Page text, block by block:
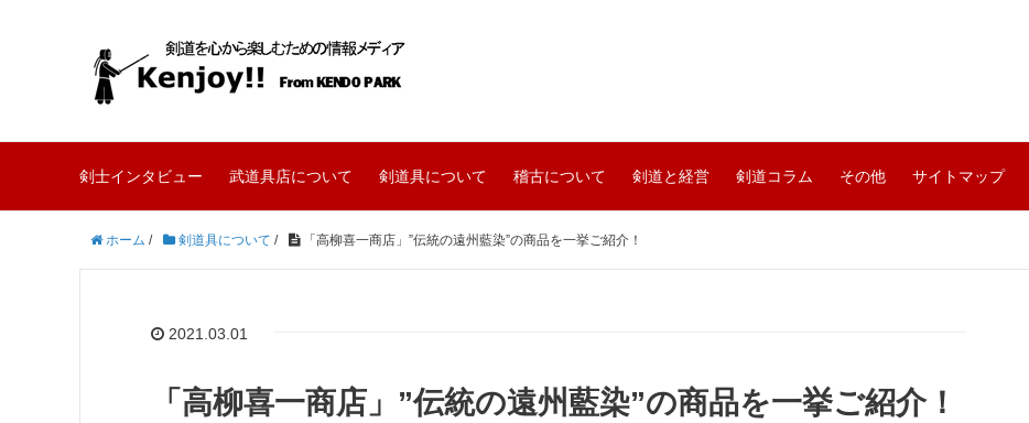
剣士インタビュー 武道具店について 剣道具について 稽古について 剣道と経営 剣道コラム その他 サイトマップ
ホーム / 剣道具について / 「高柳喜一商店」”伝統の遠州藍染”の商品を一挙ご紹介！
2021.03.01
「高柳喜一商店」”伝統の遠州藍染”の商品を一挙ご紹介！